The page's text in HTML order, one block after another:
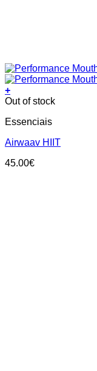
+
Out of stock
Essenciais
Airwaav HIIT
45.00€